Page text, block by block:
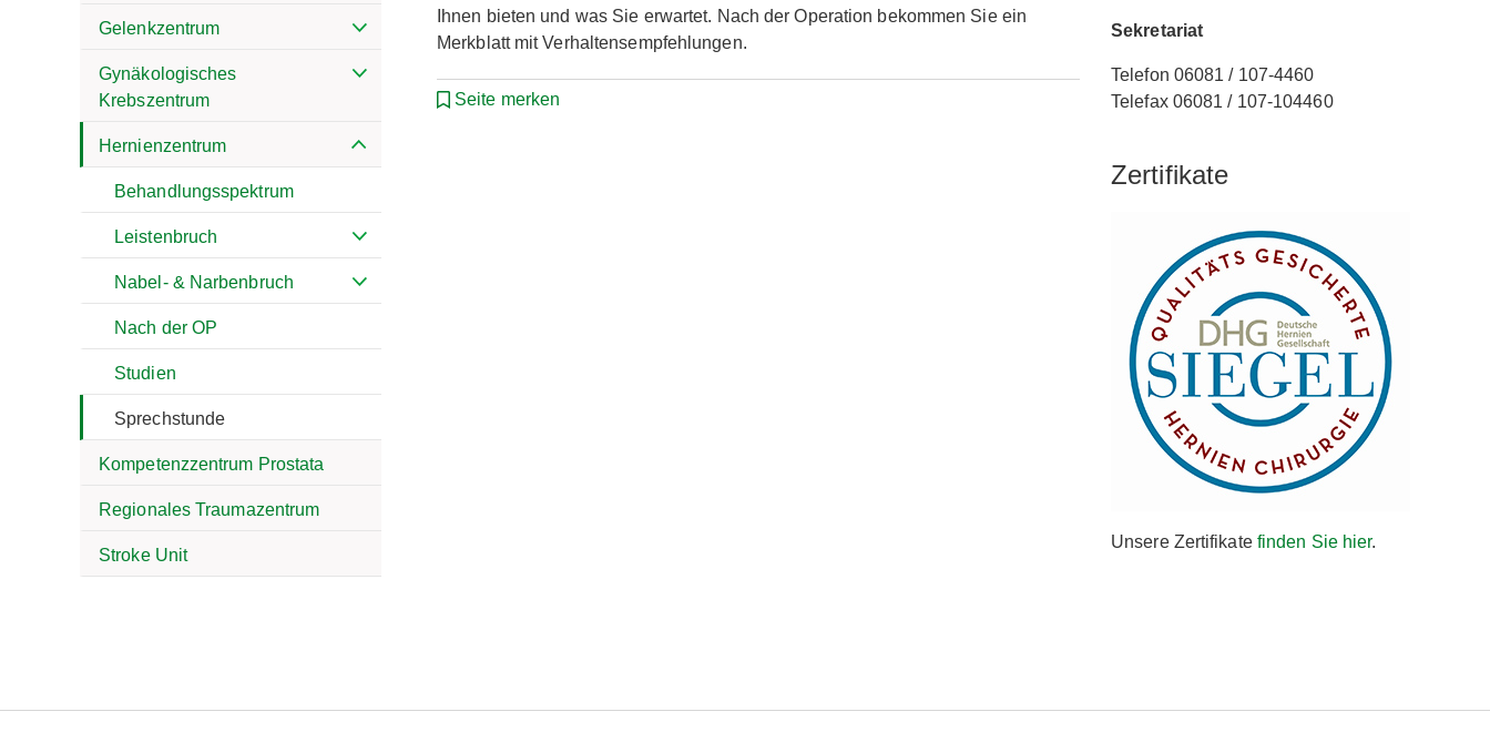
Gelenkzentrum
Gynäkologisches
Krebszentrum
Hernienzentrum
Behandlungsspektrum
Leistenbruch
Nabel- & Narbenbruch
Nach der OP
Studien
Sprechstunde
Kompetenzzentrum Prostata
Regionales Traumazentrum
Stroke Unit
Ihnen bieten und was Sie erwartet. Nach der Operation bekommen Sie ein
Merkblatt mit Verhaltensempfehlungen.
Seite merken
Sekretariat
Telefon 06081 / 107-4460
Telefax 06081 / 107-104460
Zertifikate
Unsere Zertifikate finden Sie hier.